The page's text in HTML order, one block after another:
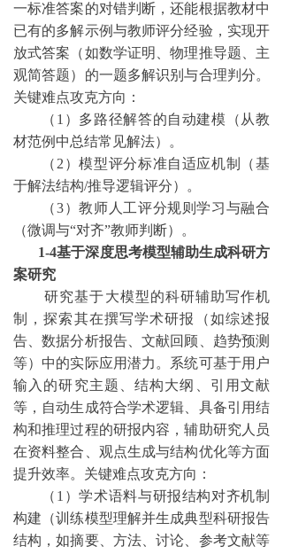
一标准答案的对错判断，还能根据教材中
已有的多解示例与教师评分经验，实现开
放式答案（如数学证明、物理推导题、主
观简答题）的一题多解识别与合理判分。
关键难点攻克方向：
（ 1）多路径解答的自动建模（从教
材范例中总结常见解法）。
（ 2）模型评分标准自适应机制（基
于解法结构/推导逻辑评分）。
（3）教师人工评分规则学习与融合
（微调与“对齐”教师判断）。
1-4基于深度思考模型辅助生成科研方
案研究
研究基于大模型的科研辅助写作机
制，探索其在撰写学术研报（如综述报
告、数据分析报告、文献回顾、趋势预测
等）中的实际应用潜力。系统可基于用户
输入的研究主题、结构大纲、引用文献
等，自动生成符合学术逻辑、具备引用结
构和推理过程的研报内容，辅助研究人员
在资料整合、观点生成与结构优化等方面
提升效率。关键难点攻克方向：
（ 1）学术语料与研报结构对齐机制
构建（训练模型理解并生成典型科研报告
结构，如摘要、方法、讨论、参考文献等